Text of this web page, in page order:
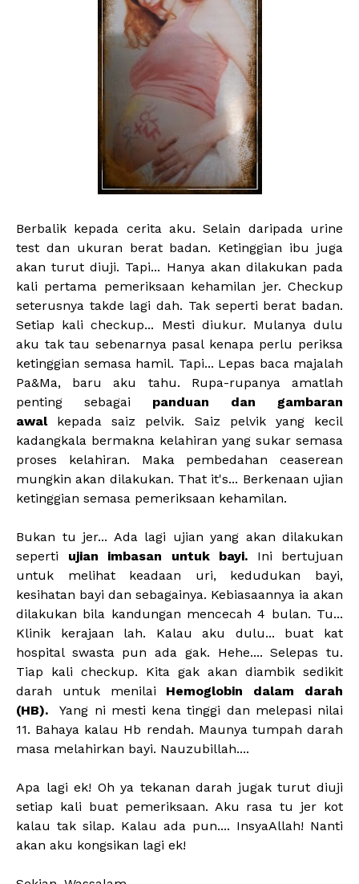
Berbalik kepada cerita aku. Selain daripada urine
test dan ukuran berat badan. Ketinggian ibu juga
akan turut diuji. Tapi... Hanya akan dilakukan pada
kali pertama pemeriksaan kehamilan jer. Checkup
seterusnya takde lagi dah. Tak seperti berat badan.
Setiap kali checkup... Mesti diukur. Mulanya dulu
aku tak tau sebenarnya pasal kenapa perlu periksa
ketinggian semasa hamil. Tapi... Lepas baca majalah
Pa&Ma, baru aku tahu. Rupa-rupanya amatlah
penting sebagai panduan dan gambaran
awal kepada saiz pelvik. Saiz pelvik yang kecil
kadangkala bermakna kelahiran yang sukar semasa
proses kelahiran. Maka pembedahan ceaserean
mungkin akan dilakukan. That it's... Berkenaan ujian
ketinggian semasa pemeriksaan kehamilan.
Bukan tu jer... Ada lagi ujian yang akan dilakukan
seperti ujian imbasan untuk bayi. Ini bertujuan
untuk melihat keadaan uri, kedudukan bayi,
kesihatan bayi dan sebagainya. Kebiasaannya ia akan
dilakukan bila kandungan mencecah 4 bulan. Tu...
Klinik kerajaan lah. Kalau aku dulu... buat kat
hospital swasta pun ada gak. Hehe.... Selepas tu.
Tiap kali checkup. Kita gak akan diambik sedikit
darah untuk menilai Hemoglobin dalam darah
(HB).
Yang ni mesti kena tinggi dan melepasi nilai
11. Bahaya kalau Hb rendah. Maunya tumpah darah
masa melahirkan bayi. Nauzubillah....
Apa lagi ek! Oh ya tekanan darah jugak turut diuji
setiap kali buat pemeriksaan. Aku rasa tu jer kot
kalau tak silap. Kalau ada pun.... InsyaAllah! Nanti
akan aku kongsikan lagi ek!